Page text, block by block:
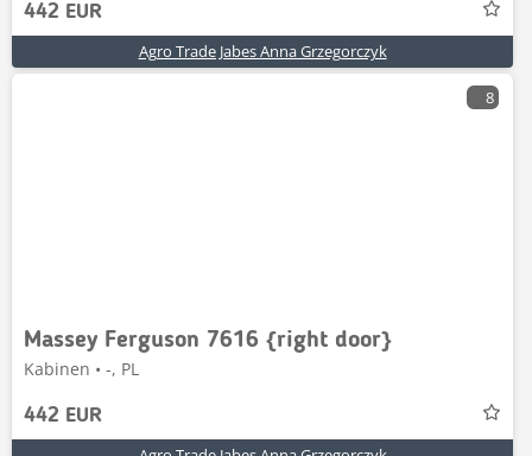
442 EUR
Agro Trade Jabes Anna Grzegorczyk
8
Massey Ferguson 7616 {right door}
Kabinen • -, PL
442 EUR